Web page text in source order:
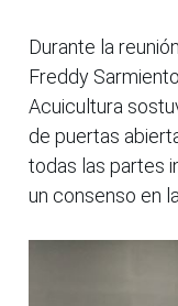
Durante la
Freddy
Acuicultura
de puertas
todas las partes
un consenso en